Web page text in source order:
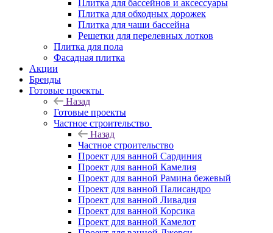
Плитка для бассейнов и аксессуары
Плитка для обходных дорожек
Плитка для чаши бассейна
Решетки для перелевных лотков
Плитка для пола
Фасадная плитка
Акции
Бренды
Готовые проекты
Назад
Готовые проекты
Частное строительство
Назад
Частное строительство
Проект для ванной Сардиния
Проект для ванной Камелия
Проект для ванной Рамина бежевый
Проект для ванной Палисандро
Проект для ванной Ливадия
Проект для ванной Корсика
Проект для ванной Камелот